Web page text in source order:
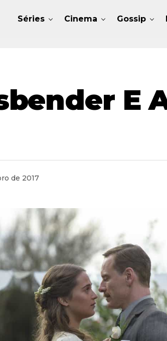
Séries Cinema Gossip
E
de 2017